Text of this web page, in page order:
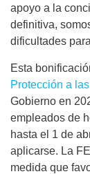
apoyo a la
definitiva,
dificultades
Esta
Protección a
Gobierno en
empleados de
hasta el 1 de
aplicarse. La
medida que